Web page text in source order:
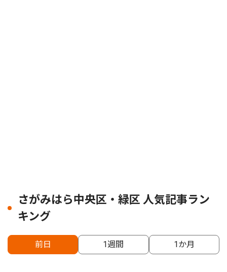
さがみはら中央区・緑区 人気記事ラン
キング
前日 1週間 1か月